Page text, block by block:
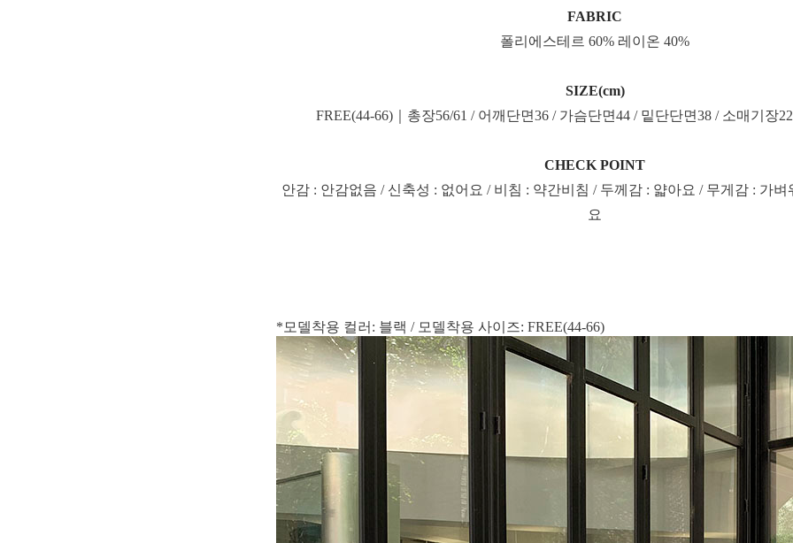
FABRIC
폴리에스테르 60% 레이온 40%
SIZE(cm)
FREE(44-66)｜총장56/61 / 어깨단면36 / 가슴단면44 / 밑단단면38 / 소매기장
CHECK POINT
안감 : 안감없음 / 신축성 : 없어요 / 비침 : 약간비침 / 두께감 : 얇아요 / 무게감 : 가
요
*모델착용 컬러: 블랙 / 모델착용 사이즈: FREE(44-66)